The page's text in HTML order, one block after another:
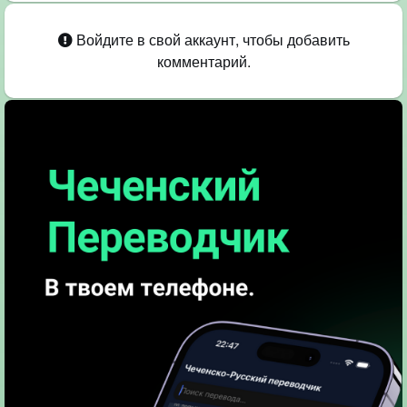
Войдите в свой аккаунт, чтобы добавить
комментарий.